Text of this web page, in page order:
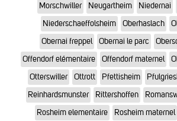
Morschwiller
Neugartheim Niedernai
Niederschaeffolsheim
Oberhaslach
Obernai freppel
Obernai le parc
Offendorf elémentaire
Offendorf maternel
Otterswiller
Ottrott Pfettisheim
Reinhardsmunster
Rittershoffen
Rosheim elementaire
Rosheim maternel